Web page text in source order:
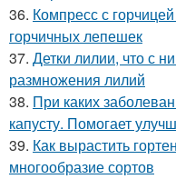
36. Компресс с
горчичных лепешек
37. Детки лилии, что с
размножения лилий
38. При каких
капусту. Помогает
39. Как вырастить
многообразие сортов